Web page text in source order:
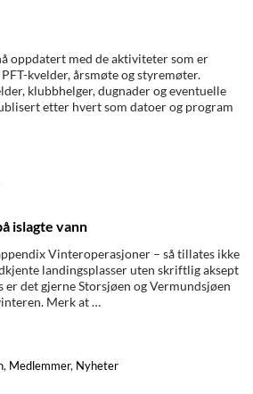
oppdatert med de aktiviteter som er
kvelder, årsmøte og styremøter.
klubbhelger, dugnader og eventuelle
etter hvert som datoer og program
islagte vann
Vinteroperasjoner – så tillates ikke
landingsplasser uten skriftlig aksept
er det gjerne Storsjøen og Vermundsjøen
Merk at …
, Medlemmer, Nyheter